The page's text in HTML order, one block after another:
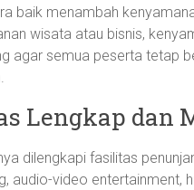
baik menambah
wisata atau bisnis,
agar semua peserta tetap
Lengkap dan
dilengkapi fasilitas
audio-video entertainment,